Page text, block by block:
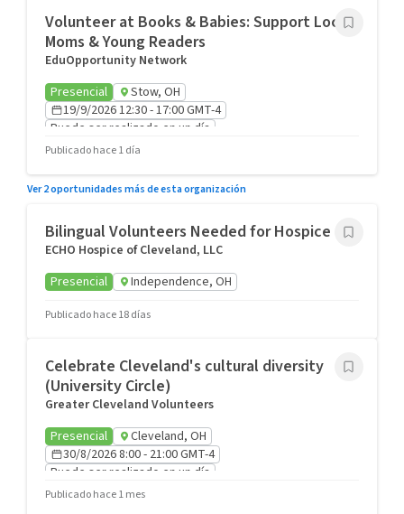
Volunteer at Books & Babies: Support Local
Moms & Young Readers
EduOpportunity Network
Presencial
Stow, OH
19/9/2026 12:30 - 17:00 GMT-4
Puede ser realizado en un día
Publicado hace 1 día
Ver 2 oportunidades más de esta organización
Bilingual Volunteers Needed for Hospice
ECHO Hospice of Cleveland, LLC
Presencial
Independence, OH
Publicado hace 18 días
Celebrate Cleveland's cultural diversity
(University Circle)
Greater Cleveland Volunteers
Presencial
Cleveland, OH
30/8/2026 8:00 - 21:00 GMT-4
Puede ser realizado en un día
Recomendado para Grupos
Publicado hace 1 mes